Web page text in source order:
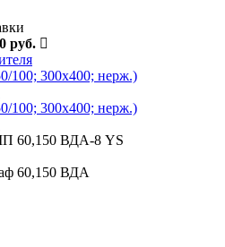
руб.
60,150 ВДА-8 YS
60,150 ВДА